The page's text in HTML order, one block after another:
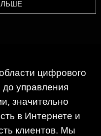
цифрового
до управления
значительно
в Интернете и
клиентов. Мы